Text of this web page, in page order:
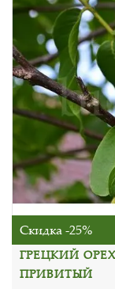
Скидка -25%
ГРЕЦКИЙ
ПРИВИТЫЙ